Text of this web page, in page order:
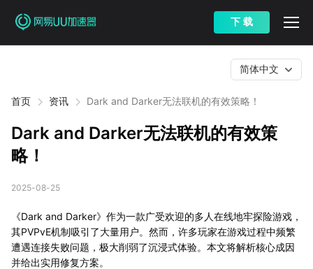
下 载
首页 资讯 Dark and Darker无法联机的有效策略！
简体中文
Dark and Darker无法联机的有效策
略！
2025-08-25
《Dark and Darker》作为一款广受欢迎的多人在线地牢探险游戏，
其PVPvE机制吸引了大量用户。然而，许多玩家在游戏过程中频繁
遭遇连接失败问题，极大削弱了沉浸式体验。本文将解析核心成因
并给出实用修复方案。